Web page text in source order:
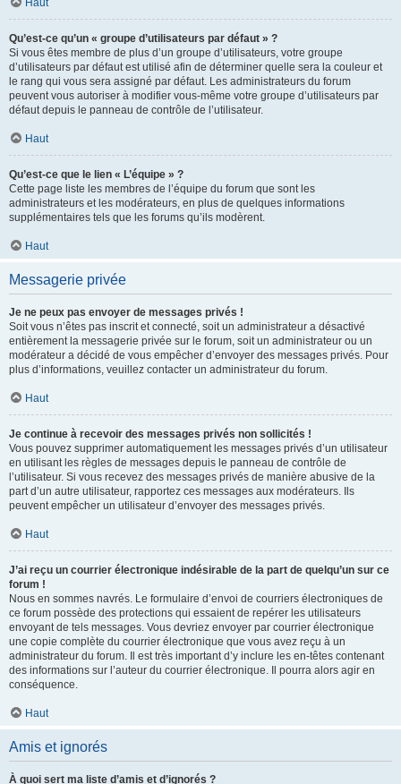
Haut
Qu’est-ce qu’un « groupe d’utilisateurs par défaut » ?
Si vous êtes membre de plus d’un groupe d’utilisateurs, votre groupe
d’utilisateurs par défaut est utilisé afin de déterminer quelle sera la couleur et
le rang qui vous sera assigné par défaut. Les administrateurs du forum
peuvent vous autoriser à modifier vous-même votre groupe d’utilisateurs par
défaut depuis le panneau de contrôle de l’utilisateur.
Haut
Qu’est-ce que le lien « L’équipe » ?
Cette page liste les membres de l’équipe du forum que sont les
administrateurs et les modérateurs, en plus de quelques informations
supplémentaires tels que les forums qu’ils modèrent.
Haut
Messagerie privée
Je ne peux pas envoyer de messages privés !
Soit vous n’êtes pas inscrit et connecté, soit un administrateur a désactivé
entièrement la messagerie privée sur le forum, soit un administrateur ou un
modérateur a décidé de vous empêcher d’envoyer des messages privés. Pour
plus d’informations, veuillez contacter un administrateur du forum.
Haut
Je continue à recevoir des messages privés non sollicités !
Vous pouvez supprimer automatiquement les messages privés d’un utilisateur
en utilisant les règles de messages depuis le panneau de contrôle de
l’utilisateur. Si vous recevez des messages privés de manière abusive de la
part d’un autre utilisateur, rapportez ces messages aux modérateurs. Ils
peuvent empêcher un utilisateur d’envoyer des messages privés.
Haut
J’ai reçu un courrier électronique indésirable de la part de quelqu’un sur ce
forum !
Nous en sommes navrés. Le formulaire d’envoi de courriers électroniques de
ce forum possède des protections qui essaient de repérer les utilisateurs
envoyant de tels messages. Vous devriez envoyer par courrier électronique
une copie complète du courrier électronique que vous avez reçu à un
administrateur du forum. Il est très important d’y inclure les en-têtes contenant
des informations sur l’auteur du courrier électronique. Il pourra alors agir en
conséquence.
Haut
Amis et ignorés
À quoi sert ma liste d’amis et d’ignorés ?